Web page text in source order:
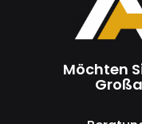
Möchten